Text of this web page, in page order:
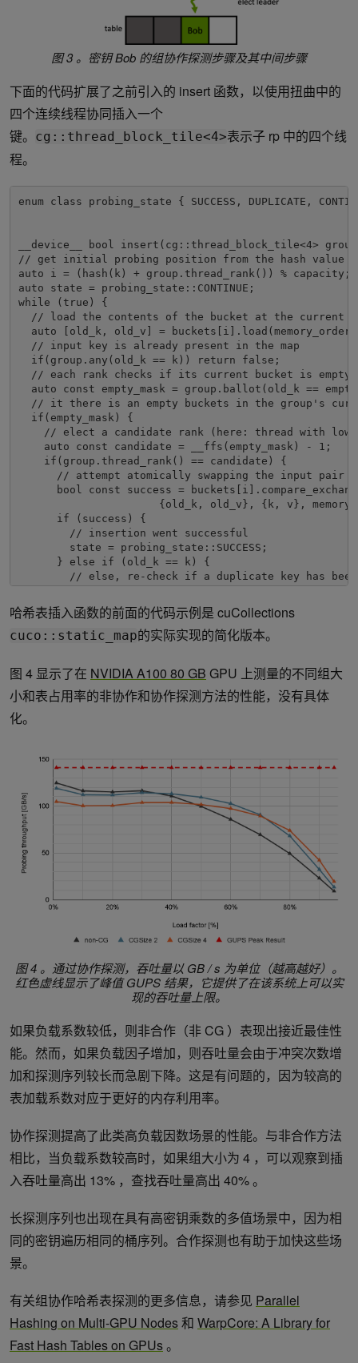
图 3 。密钥 Bob 的组协作探测步骤及其中间步骤
下面的代码扩展了之前引入的 insert 函数，以使用扭曲中的
四个连续线程协同插入一个
键。 cg::thread_block_tile<4>表示子 rp 中的四个线
程。
enum class probing_state { SUCCESS, DUPLICATE,
__device__ bool insert(cg::thread_block_tile<4>
// get initial probing position from the hash value
auto i = (hash(k) + group.thread_rank()) % capacity;
auto state = probing_state::CONTINUE;
while (true) {
// load the contents of the bucket at the current
auto [old_k, old_v] =
  // input key is already present in the map
  if(group.any(old_k == k)) return false;
// each rank checks if its current bucket is
auto const empty_mask = group.ballot(old_k ==
// it there is an empty buckets in the group's
  if(empty_mask) {
// elect a candidate rank (here: thread with
    auto const candidate = __ffs(empty_mask) - 1;
    if(group.thread_rank() == candidate) {
// attempt atomically swapping the input pair
bool const success =
{old_k, old_v}, {k, v},
      if (success) {
        // insertion went successful
        state = probing_state::SUCCESS;
      } else if (old_k == k) {
// else, re-check if a duplicate key has
        state = probing_state::DUPLICATE;
      }
    }
// broadcast the insertion result from the
if(candidate_state == probing_state::DUPLICATE)
  } else {
    // else, move to the next (linear) probing window
    i = (i + group.size()) % capacity;
哈希表插入函数的前面的代码示例是 cuCollections
cuco::static_map的实际实现的简化版本。
图 4 显示了在 NVIDIA A100 80 GB GPU 上测量的不同组大
小和表占用率的非协作和协作探测方法的性能，没有具体
化。
图 4 。通过协作探测，吞吐量以 GB / s 为单位（越高越好）。
红色虚线显示了峰值 GUPS 结果，它提供了在该系统上可以实
现的吞吐量上限。
如果负载系数较低，则非合作（非 CG ）表现出接近最佳性
能。然而，如果负载因子增加，则吞吐量会由于冲突次数增
加和探测序列较长而急剧下降。这是有问题的，因为较高的
表加载系数对应于更好的内存利用率。
协作探测提高了此类高负载因数场景的性能。与非合作方法
相比，当负载系数较高时，如果组大小为 4 ，可以观察到插
入吞吐量高出 13% ，查找吞吐量高出 40% 。
长探测序列也出现在具有高密钥乘数的多值场景中，因为相
同的密钥遍历相同的桶序列。合作探测也有助于加快这些场
景。
有关组协作哈希表探测的更多信息，请参见 Parallel
Hashing on Multi-GPU Nodes和 WarpCore: A Library for
Fast Hash Tables on GPUs。